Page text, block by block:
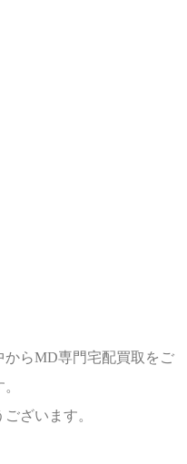
からMD専門宅配買取をご
ざいます。